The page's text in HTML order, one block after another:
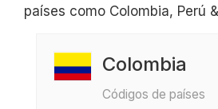
países como Colombia, Perú
Colombia
Códigos de países